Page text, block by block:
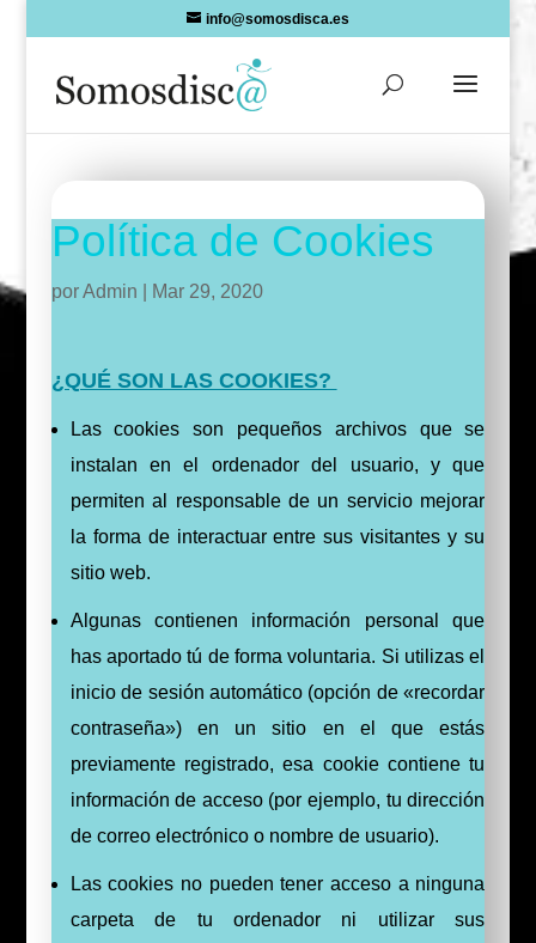
info@somosdisca.es
Política de Cookies
porAdmin Mar 29, 2020
¿QUÉ SON LAS COOKIES?
Las cookies son pequeños archivos que se
instalan en el ordenador del usuario, y que
permiten al responsable de un servicio mejorar
la forma de interactuar entre sus visitantes y su
sitio web.
Algunas contienen información personal que
has aportado tú de forma voluntaria. Si utilizas el
inicio de sesión automático (opción de «recordar
contraseña») en un sitio en el que estás
previamente registrado, esa cookie contiene tu
información de acceso (por ejemplo, tu dirección
de correo electrónico o nombre de usuario).
Las cookies no pueden tener acceso a ninguna
carpeta de tu ordenador ni utilizar sus